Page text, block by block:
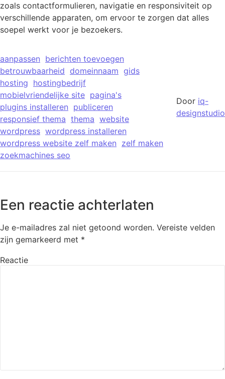
zoals contactformulieren, navigatie en responsiviteit op
verschillende apparaten, om ervoor te zorgen dat alles
soepel werkt voor je bezoekers.
aanpassen berichten toevoegen
betrouwbaarheid domeinnaam gids
hosting hostingbedrijf
mobielvriendelijke site pagina's
plugins installeren publiceren
responsief thema thema website
wordpress wordpress installeren
wordpress website zelf maken zelf maken
zoekmachines seo
Door iq-
designstudio
Een reactie achterlaten
Je e-mailadres zal niet getoond worden. Vereiste velden
zijn gemarkeerd met *
Reactie